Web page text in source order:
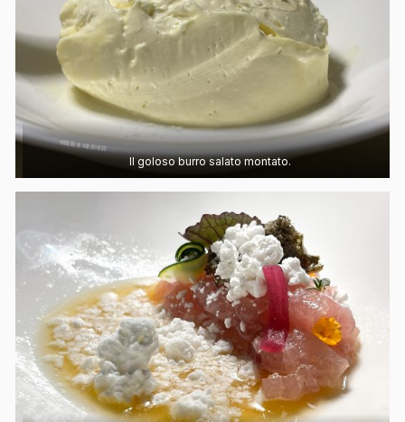
Il goloso burro salato montato.